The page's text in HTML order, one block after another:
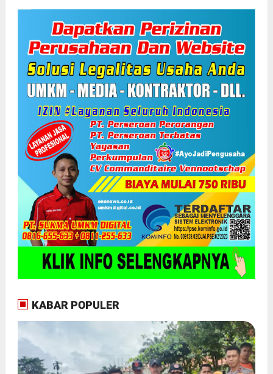
KABAR POPULER